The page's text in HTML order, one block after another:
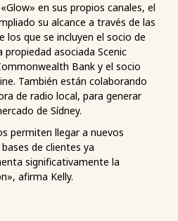
en sus propios canales, el
su alcance a través de las
los que se incluyen el socio de
asociada Scenic
Bank y el socio
También están colaborando
de radio local, para generar
de Sídney.
permiten llegar a nuevos
de clientes ya
significativamente la
afirma Kelly.